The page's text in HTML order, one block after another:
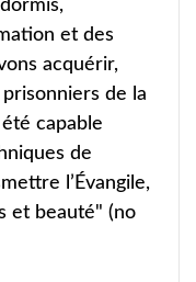
et des
acquérir,
de la
capable
de
l’Évangile,
et beauté" (no